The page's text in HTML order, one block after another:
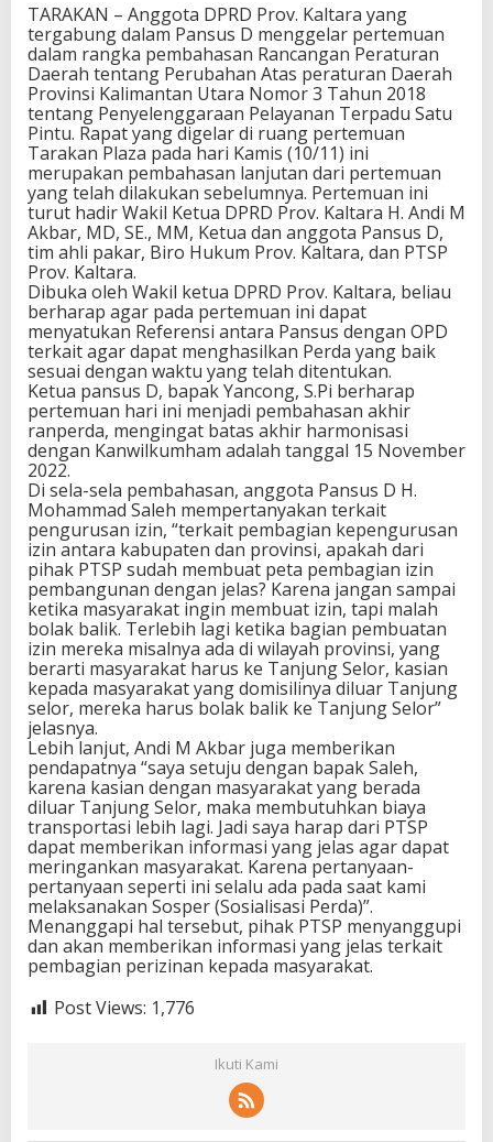
TARAKAN – Anggota DPRD Prov. Kaltara yang
tergabung dalam Pansus D menggelar pertemuan
dalam rangka pembahasan Rancangan Peraturan
Daerah tentang Perubahan Atas peraturan Daerah
Provinsi Kalimantan Utara Nomor 3 Tahun 2018
tentang Penyelenggaraan Pelayanan Terpadu Satu
Pintu. Rapat yang digelar di ruang pertemuan
Tarakan Plaza pada hari Kamis (10/11) ini
merupakan pembahasan lanjutan dari pertemuan
yang telah dilakukan sebelumnya. Pertemuan ini
turut hadir Wakil Ketua DPRD Prov. Kaltara H. Andi M
Akbar, MD, SE., MM, Ketua dan anggota Pansus D,
tim ahli pakar, Biro Hukum Prov. Kaltara, dan PTSP
Prov. Kaltara.
Dibuka oleh Wakil ketua DPRD Prov. Kaltara, beliau
berharap agar pada pertemuan ini dapat
menyatukan Referensi antara Pansus dengan OPD
terkait agar dapat menghasilkan Perda yang baik
sesuai dengan waktu yang telah ditentukan.
Ketua pansus D, bapak Yancong, S.Pi berharap
pertemuan hari ini menjadi pembahasan akhir
ranperda, mengingat batas akhir harmonisasi
dengan Kanwilkumham adalah tanggal 15 November
2022.
Di sela-sela pembahasan, anggota Pansus D H.
Mohammad Saleh mempertanyakan terkait
pengurusan izin, “terkait pembagian kepengurusan
izin antara kabupaten dan provinsi, apakah dari
pihak PTSP sudah membuat peta pembagian izin
pembangunan dengan jelas? Karena jangan sampai
ketika masyarakat ingin membuat izin, tapi malah
bolak balik. Terlebih lagi ketika bagian pembuatan
izin mereka misalnya ada di wilayah provinsi, yang
berarti masyarakat harus ke Tanjung Selor, kasian
kepada masyarakat yang domisilinya diluar Tanjung
selor, mereka harus bolak balik ke Tanjung Selor”
jelasnya.
Lebih lanjut, Andi M Akbar juga memberikan
pendapatnya “saya setuju dengan bapak Saleh,
karena kasian dengan masyarakat yang berada
diluar Tanjung Selor, maka membutuhkan biaya
transportasi lebih lagi. Jadi saya harap dari PTSP
dapat memberikan informasi yang jelas agar dapat
meringankan masyarakat. Karena pertanyaan-
pertanyaan seperti ini selalu ada pada saat kami
melaksanakan Sosper (Sosialisasi Perda)”.
Menanggapi hal tersebut, pihak PTSP menyanggupi
dan akan memberikan informasi yang jelas terkait
pembagian perizinan kepada masyarakat.
Post Views: 1,776
Ikuti Kami